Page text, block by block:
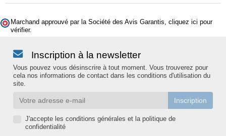
Marchand approuvé par la Société des Avis Garantis, cliquez ici pour
vérifier.
Inscription à la newsletter
Vous pouvez vous désinscrire à tout moment. Vous trouverez pour
cela nos informations de contact dans les conditions d'utilisation du
site.
J'accepte les conditions générales et la politique de
confidentialité